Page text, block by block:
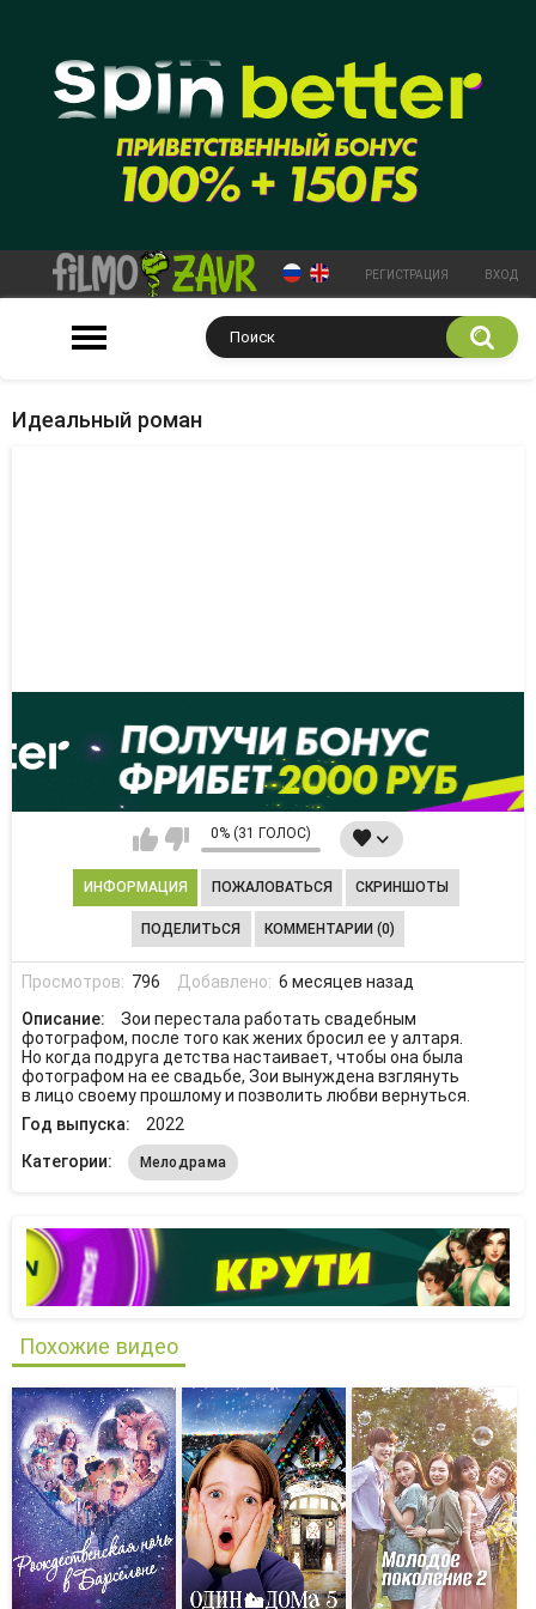
РЕГИСТРАЦИЯ ВХОД
Идеальный роман
0% (31 ГОЛОС)
ИНФОРМАЦИЯ ПОЖАЛОВАТЬСЯ СКРИНШОТЫ
ПОДЕЛИТЬСЯ КОММЕНТАРИИ (0)
Просмотров: 796 Добавлено: 6 месяцев назад
Описание:
Зои перестала работать свадебным
фотографом, после того как жених бросил ее у алтаря.
Но когда подруга детства настаивает, чтобы она была
фотографом на ее свадьбе, Зои вынуждена взглянуть
в лицо своему прошлому и позволить любви вернуться.
Год выпуска:
2022
Категории:
Мелодрама
Похожие видео